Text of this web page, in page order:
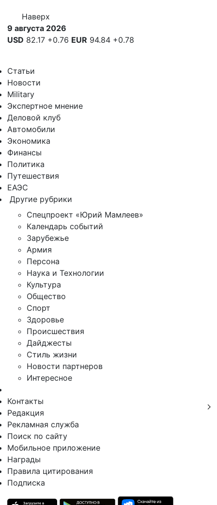
Наверх
9 августа 2026
USD 82.17 +0.76 EUR 94.84 +0.78
Статьи
Новости
Military
Экспертное мнение
Деловой клуб
Автомобили
Экономика
Финансы
Политика
Путешествия
ЕАЭС
Другие рубрики
Спецпроект «Юрий Мамлеев»
Календарь событий
Зарубежье
Армия
Персона
Наука и Технологии
Культура
Общество
Спорт
Здоровье
Происшествия
Дайджесты
Стиль жизни
Новости партнеров
Интересное
Контакты
Редакция
Рекламная служба
Поиск по сайту
Мобильное приложение
Награды
Правила цитирования
Подписка